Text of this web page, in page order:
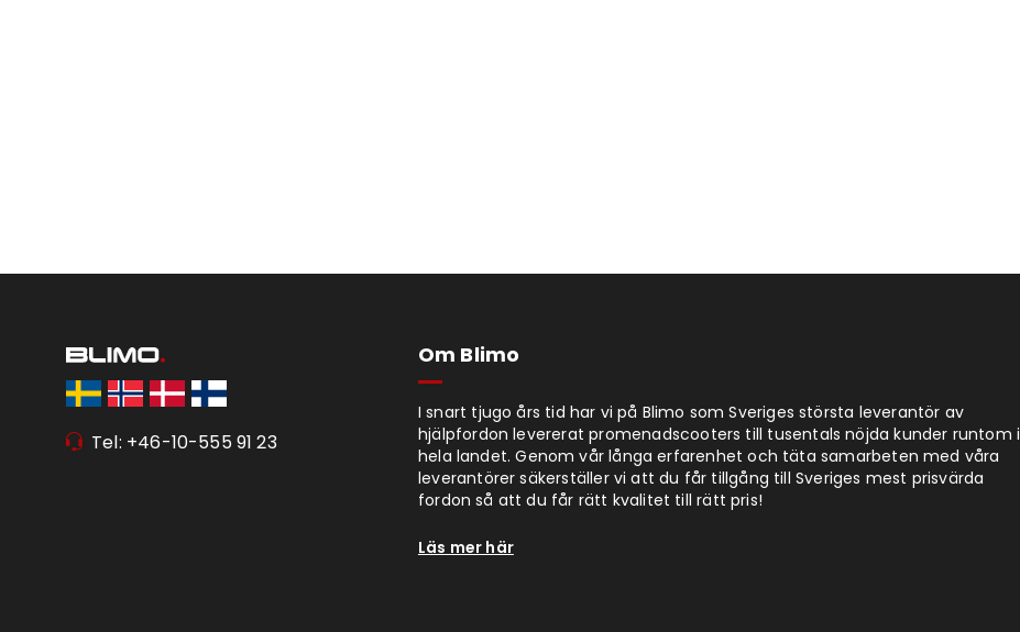
Tel: +46-10-555 91 23
Om Blimo
I snart tjugo års tid har vi på Blimo som Sveriges största leverantör av
hjälpfordon levererat promenadscooters till tusentals nöjda kunder runtom i
hela landet. Genom vår långa erfarenhet och täta samarbeten med våra
leverantörer säkerställer vi att du får tillgång till Sveriges mest prisvärda
fordon så att du får rätt kvalitet till rätt pris!
Läs mer här